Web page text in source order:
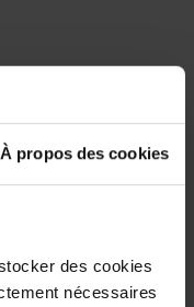
À propos des cookies
des cookies
nécessaires
35€